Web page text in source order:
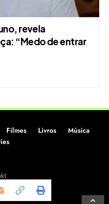
revela
“Medo de entrar
Filmes Livros
Música